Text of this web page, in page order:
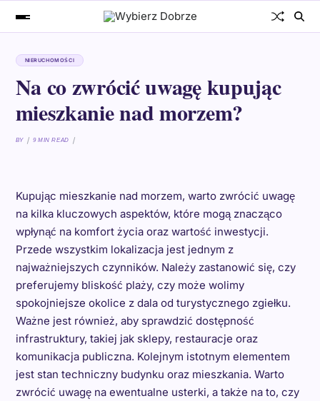
NIERUCHOMOŚCI
Na co zwrócić uwagę kupując
mieszkanie nad morzem?
BY 9 MIN READ
Kupując mieszkanie nad morzem, warto zwrócić uwagę
na kilka kluczowych aspektów, które mogą znacząco
wpłynąć na komfort życia oraz wartość inwestycji.
Przede wszystkim lokalizacja jest jednym z
najważniejszych czynników. Należy zastanowić się, czy
preferujemy bliskość plaży, czy może wolimy
spokojniejsze okolice z dala od turystycznego zgiełku.
Ważne jest również, aby sprawdzić dostępność
infrastruktury, takiej jak sklepy, restauracje oraz
komunikacja publiczna. Kolejnym istotnym elementem
jest stan techniczny budynku oraz mieszkania. Warto
zwrócić uwagę na ewentualne usterki, a także na to, czy